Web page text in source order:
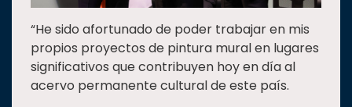
“He sido afortunado de poder trabajar en mis
propios proyectos de pintura mural en lugares
significativos que contribuyen hoy en día al
acervo permanente cultural de este país.